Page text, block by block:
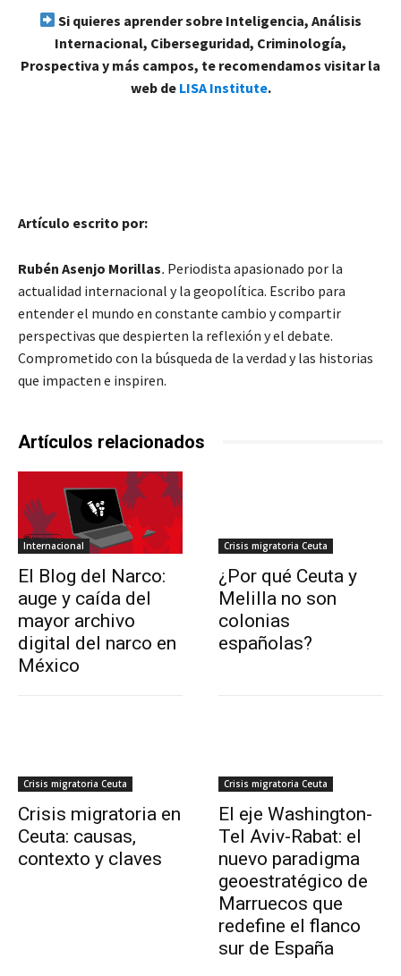
Si quieres aprender sobre Inteligencia, Análisis
Internacional, Ciberseguridad, Criminología,
Prospectiva y más campos, te recomendamos visitar la
web de LISA Institute.
Artículo escrito por:
Rubén Asenjo Morillas. Periodista apasionado por la
actualidad internacional y la geopolítica. Escribo para
entender el mundo en constante cambio y compartir
perspectivas que despierten la reflexión y el debate.
Comprometido con la búsqueda de la verdad y las historias
que impacten e inspiren.
Artículos relacionados
Internacional
El Blog del Narco:
auge y caída del
mayor archivo
digital del narco en
México
Crisis migratoria Ceuta
¿Por qué Ceuta y
Melilla no son
colonias
españolas?
Crisis migratoria Ceuta
Crisis migratoria en
Ceuta: causas,
contexto y claves
Crisis migratoria Ceuta
El eje Washington-
Tel Aviv-Rabat: el
nuevo paradigma
geoestratégico de
Marruecos que
redefine el flanco
sur de España